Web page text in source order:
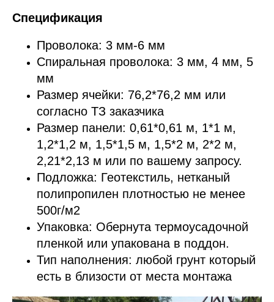
Спецификация
Проволока: 3 мм-6 мм
Спиральная проволока: 3 мм, 4 мм, 5
мм
Размер ячейки: 76,2*76,2 мм или
согласно ТЗ заказчика
Размер панели: 0,61*0,61 м, 1*1 м,
1,2*1,2 м, 1,5*1,5 м, 1,5*2 м, 2*2 м,
2,21*2,13 м или по вашему запросу.
Подложка: Геотекстиль, нетканый
полипропилен плотностью не менее
500г/м2
Упаковка: Обернута термоусадочной
пленкой или упакована в поддон.
Тип наполнения: любой грунт который
есть в близости от места монтажа